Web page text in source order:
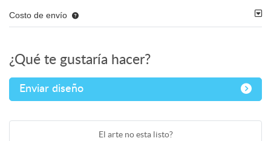
Costo de envío
¿Qué te gustaría hacer?
Enviar diseño
El arte no esta listo?